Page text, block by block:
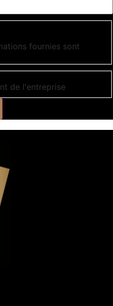
fournies sont
de l'entreprise